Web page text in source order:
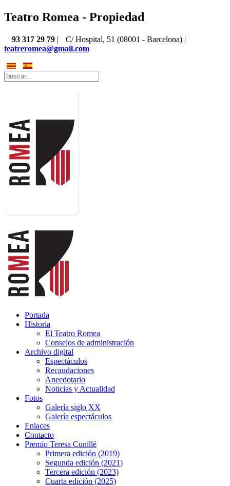
Teatro Romea - Propiedad
93 317 29 79 |
C/ Hospital, 51 (08001 - Barcelona) |
teatreromea@gmail.com
Portada
Historia
El Teatro Romea
Consejos de administración
Archivo digital
Espectáculos
Recaudaciones
Anecdotario
Noticias y Actualidad
Fotos
Galería siglo XX
Galería espectáculos
Enlaces
Contacto
Premio Teresa Cunillé
Primera edición (2019)
Segunda edición (2021)
Tercera edición (2023)
Cuarta edición (2025)